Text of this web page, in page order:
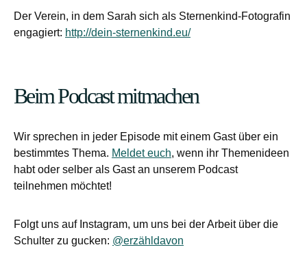
Der Verein, in dem Sarah sich als Sternenkind-Fotografin
engagiert: http://dein-sternenkind.eu/
Beim Podcast mitmachen
Wir sprechen in jeder Episode mit einem Gast über ein
bestimmtes Thema. Meldet euch, wenn ihr Themenideen
habt oder selber als Gast an unserem Podcast
teilnehmen möchtet!
Folgt uns auf Instagram, um uns bei der Arbeit über die
Schulter zu gucken: @erzähldavon